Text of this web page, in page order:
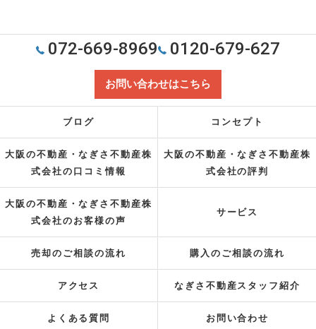
072-669-8969 0120-679-627
お問い合わせはこちら
ブログ コンセプト
大阪の不動産・なぎさ不動産株
式会社の口コミ情報
大阪の不動産・なぎさ不動産株
式会社の評判
大阪の不動産・なぎさ不動産株
式会社のお客様の声
サービス
売却のご相談の流れ 購入のご相談の流れ
アクセス なぎさ不動産スタッフ紹介
よくある質問 お問い合わせ